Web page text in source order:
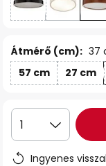
Átmérő (cm): 37
57 cm
27 cm
1
Ingyenes